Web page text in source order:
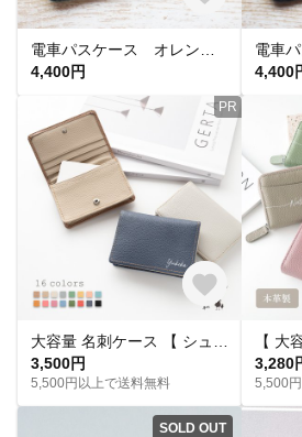
4,400円
4,400
PR
3,500円
5,500円以上で送料無料
3,280
5,500
SOLD OUT